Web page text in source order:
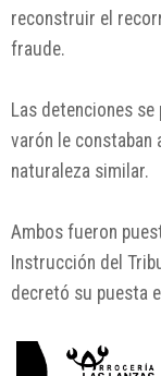
reconstruir el
fraude.
Las detenciones
varón le constaban
naturaleza similar.
Ambos fueron
Instrucción del
decretó su puesta